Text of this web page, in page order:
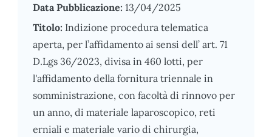
Data Pubblicazione: 13/04/2025
Titolo: Indizione procedura telematica
aperta, per l’affidamento ai sensi dell’ art. 71
D.Lgs 36/2023, divisa in 460 lotti, per
l'affidamento della fornitura triennale in
somministrazione, con facoltà di rinnovo per
un anno, di materiale laparoscopico, reti
erniali e materiale vario di chirurgia,